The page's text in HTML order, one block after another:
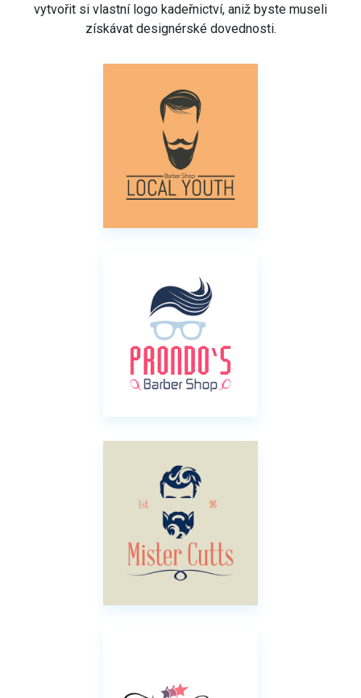
vytvořit si vlastní logo kadeřnictví, aniž byste museli
získávat designérské dovednosti.